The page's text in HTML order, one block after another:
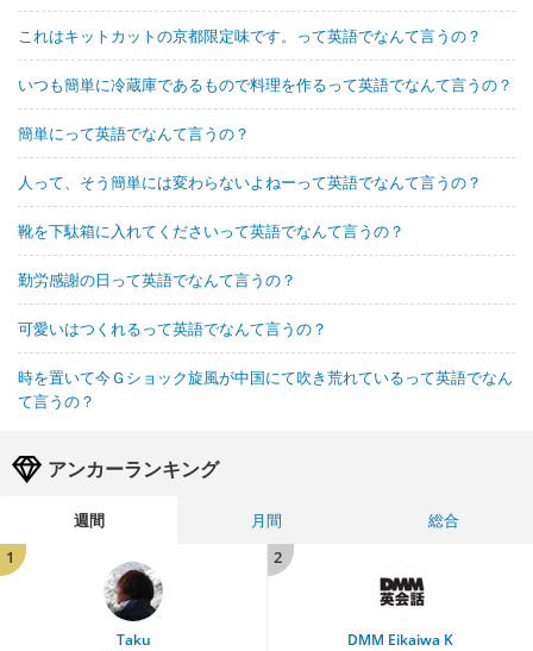
これはキットカットの京都限定味です。って英語でなんて言うの？
いつも簡単に冷蔵庫であるもので料理を作るって英語でなんて言うの？
簡単にって英語でなんて言うの？
人って、そう簡単には変わらないよねーって英語でなんて言うの？
靴を下駄箱に入れてくださいって英語でなんて言うの？
勤労感謝の日って英語でなんて言うの？
可愛いはつくれるって英語でなんて言うの？
時を置いて今Ｇショック旋風が中国にて吹き荒れているって英語でなん
て言うの？
アンカーランキング
週間 月間
総合
1
Taku
2
DMM Eikaiwa K